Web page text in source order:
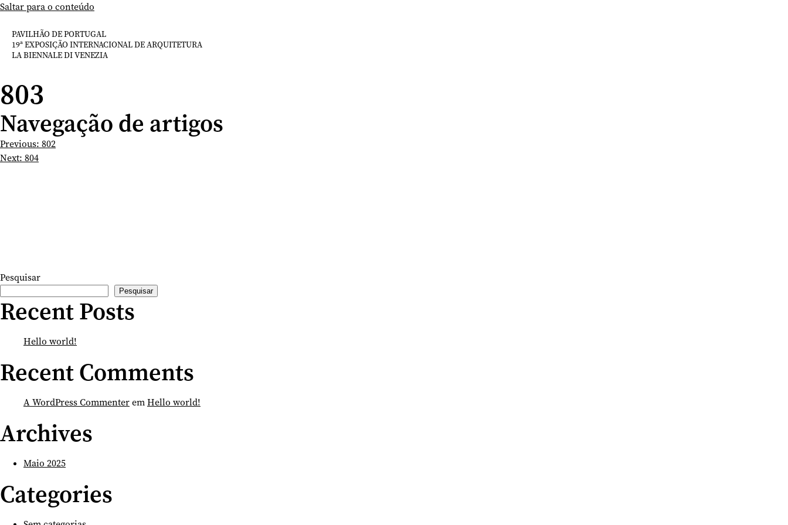
Saltar para o conteúdo
PAVILHÃO DE PORTUGAL
19ª EXPOSIÇÃO INTERNACIONAL DE ARQUITETURA
LA BIENNALE DI VENEZIA
803
Navegação de artigos
Previous: 802
Next: 804
Pesquisar
Pesquisar
Recent Posts
Hello world!
Recent Comments
A WordPress CommenteremHello world!
Archives
Maio 2025
Categories